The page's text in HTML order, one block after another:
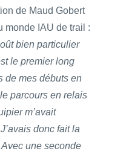
de Maud Gobert
monde IAU de trail :
bien particulier
le premier long
de mes débuts en
parcours en relais
m’avait
donc fait la
une seconde